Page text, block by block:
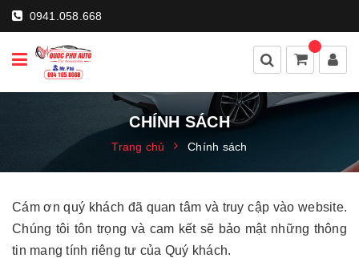
0941.058.668
CHÍNH SÁCH
Trang chủ Chính sách
Cám ơn quý khách đã quan tâm và truy cập vào website.
Chúng tôi tôn trọng và cam kết sẽ bảo mật những thông
tin mang tính riêng tư của Quý khách.